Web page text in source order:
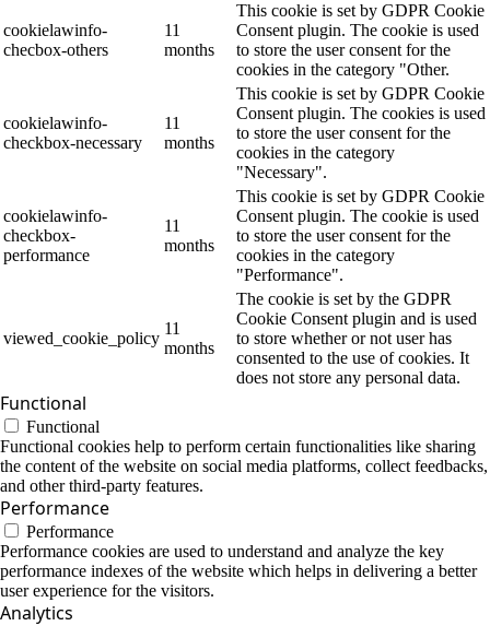
cookielawinfo-
checbox-others
11
months
This cookie is set by GDPR Cookie
Consent plugin. The cookie is used
to store the user consent for the
cookies in the category "Other.
cookielawinfo-
checkbox-necessary
11
months
This cookie is set by GDPR Cookie
Consent plugin. The cookies is used
to store the user consent for the
cookies in the category
"Necessary".
cookielawinfo-
checkbox-
performance
11
months
This cookie is set by GDPR Cookie
Consent plugin. The cookie is used
to store the user consent for the
cookies in the category
"Performance".
viewed_cookie_policy
11
months
The cookie is set by the GDPR
Cookie Consent plugin and is used
to store whether or not user has
consented to the use of cookies. It
does not store any personal data.
Functional
Functional
Functional cookies help to perform certain functionalities like sharing
the content of the website on social media platforms, collect feedbacks,
and other third-party features.
Performance
Performance
Performance cookies are used to understand and analyze the key
performance indexes of the website which helps in delivering a better
user experience for the visitors.
Analytics